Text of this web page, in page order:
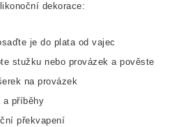
dekorace:
je do plata od vajec
stužku nebo provázek a pověste
na provázek
a příběhy
překvapení